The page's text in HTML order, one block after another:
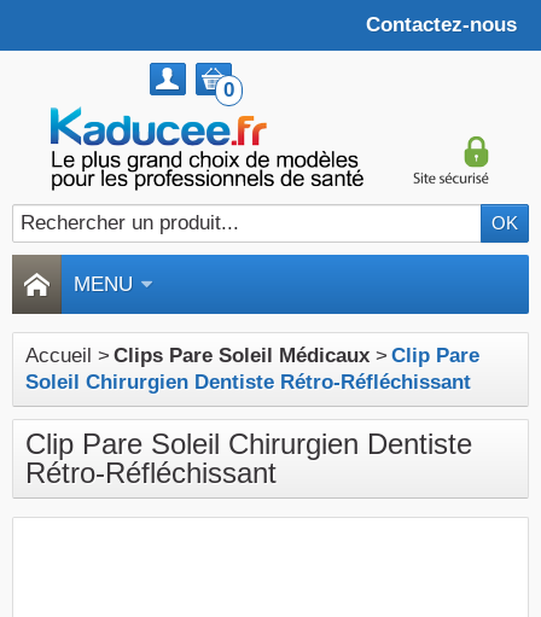
Contactez-nous
0
MENU
Accueil > Clips Pare Soleil Médicaux > Clip Pare
Soleil Chirurgien Dentiste Rétro-Réfléchissant
Clip Pare Soleil Chirurgien Dentiste
Rétro-Réfléchissant